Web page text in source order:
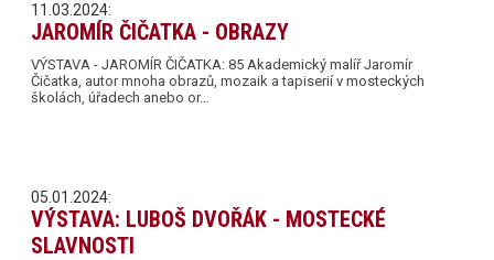
11.03.2024:
JAROMÍR ČIČATKA - OBRAZY
VÝSTAVA - JAROMÍR ČIČATKA: 85 Akademický malíř Jaromír
Čičatka, autor mnoha obrazů, mozaik a tapiserií v mosteckých
školách, úřadech anebo or…
05.01.2024:
VÝSTAVA: LUBOŠ DVOŘÁK - MOSTECKÉ
SLAVNOSTI